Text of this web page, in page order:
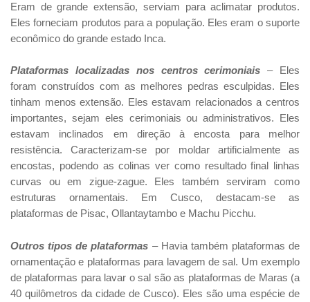
Eram de grande extensão, serviam para aclimatar produtos.
Eles forneciam produtos para a população. Eles eram o suporte
econômico do grande estado Inca.
Plataformas localizadas nos centros cerimoniais – Eles
foram construídos com as melhores pedras esculpidas. Eles
tinham menos extensão. Eles estavam relacionados a centros
importantes, sejam eles cerimoniais ou administrativos. Eles
estavam inclinados em direção à encosta para melhor
resistência. Caracterizam-se por moldar artificialmente as
encostas, podendo as colinas ver como resultado final linhas
curvas ou em zigue-zague. Eles também serviram como
estruturas ornamentais. Em Cusco, destacam-se as
plataformas de Pisac, Ollantaytambo e Machu Picchu.
Outros tipos de plataformas – Havia também plataformas de
ornamentação e plataformas para lavagem de sal. Um exemplo
de plataformas para lavar o sal são as plataformas de Maras (a
40 quilômetros da cidade de Cusco). Eles são uma espécie de